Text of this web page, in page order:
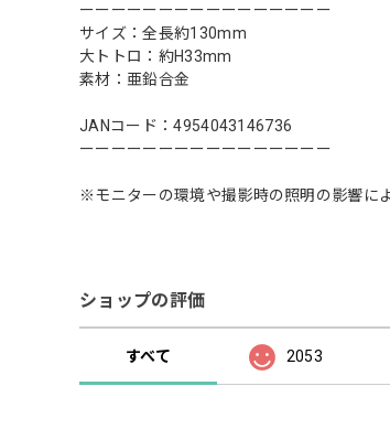
ーーーーーーーーーーーーーーーー
サイズ：全長約130mm
大トトロ：約H33mm
素材：亜鉛合金
JANコード：4954043146736
ーーーーーーーーーーーーーーーー
※モニターの環境や撮影時の照明の影響に
ショップの評価
すべて 2053